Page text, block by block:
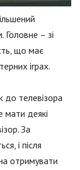
– зі
що має
іграх.
до телевізора
мати деякі
За
і після
отримувати